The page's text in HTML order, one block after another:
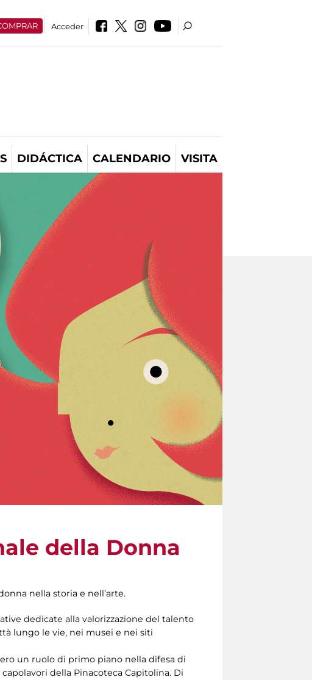
Acceder
DIDÁCTICA CALENDARIO VISITA
della Donna
nella storia e nell’arte.
dedicate alla valorizzazione del talento
lungo le vie, nei musei e nei siti
un ruolo di primo piano nella difesa di
della Pinacoteca Capitolina. Di